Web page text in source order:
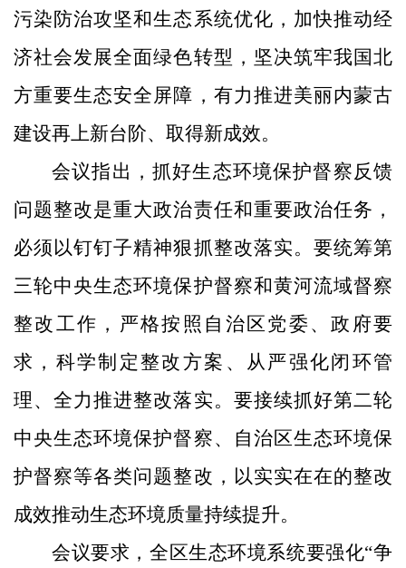
污染防治攻坚和生态系统优化，加快推动经
济社会发展全面绿色转型，坚决筑牢我国北
方重要生态安全屏障，有力推进美丽内蒙古
建设再上新台阶、取得新成效。
会议指出，抓好生态环境保护督察反馈
问题整改是重大政治责任和重要政治任务，
必须以钉钉子精神狠抓整改落实。要统筹第
三轮中央生态环境保护督察和黄河流域督察
整改工作，严格按照自治区党委、政府要
求，科学制定整改方案、从严强化闭环管
理、全力推进整改落实。要接续抓好第二轮
中央生态环境保护督察、自治区生态环境保
护督察等各类问题整改，以实实在在的整改
成效推动生态环境质量持续提升。
会议要求，全区生态环境系统要强化“争